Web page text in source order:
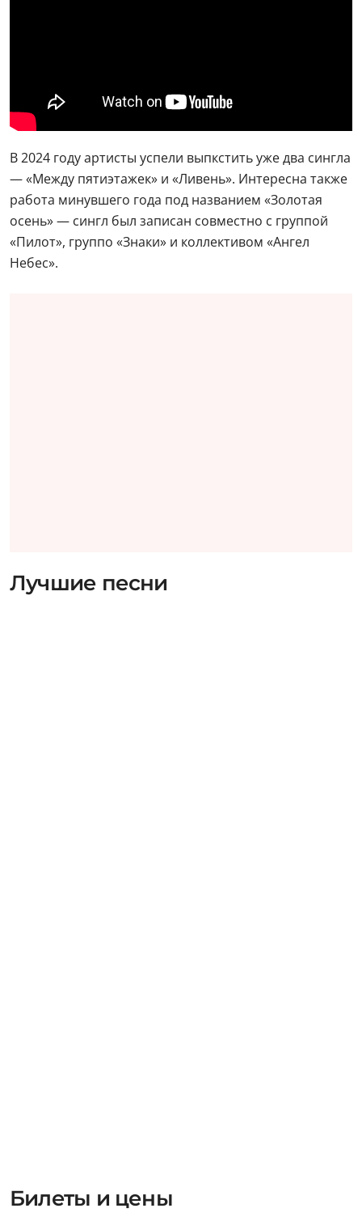
В 2024 году артисты успели выпкстить уже два сингла
— «Между пятиэтажек» и «Ливень». Интересна также
работа минувшего года под названием «Золотая
осень» — сингл был записан совместно с группой
«Пилот», группо «Знаки» и коллективом «Ангел
Небес».
Лучшие песни
Билеты и цены